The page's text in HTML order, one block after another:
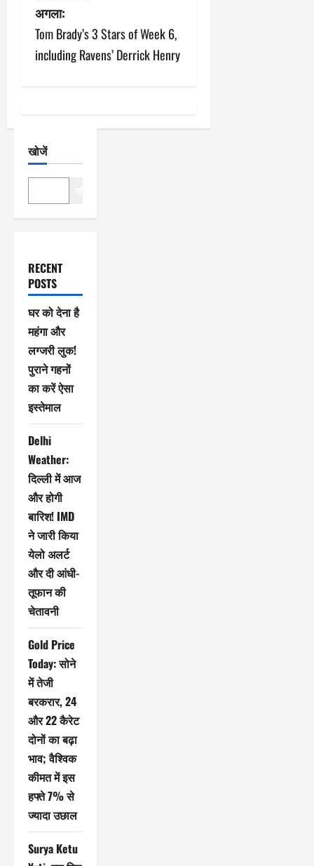
गे
श
अगला:
Tom Brady’s 3 Stars of Week 6,
including Ravens’ Derrick Henry
खोजें
RECENT
POSTS
घर को देना है
महंगा और
लग्जरी लुक!
पुराने गहनों
का करें ऐसा
इस्तेमाल
Delhi
Weather:
दिल्ली में आज
और होगी
बारिश! IMD
ने जारी किया
येलो अलर्ट
और दी आंधी-
तूफान की
चेतावनी
Gold Price
Today: सोने
में तेजी
बरकरार, 24
और 22 कैरेट
दोनों का बढ़ा
भाव; वैश्विक
कीमत में इस
हफ्ते 7% से
ज्यादा उछाल
Surya Ketu